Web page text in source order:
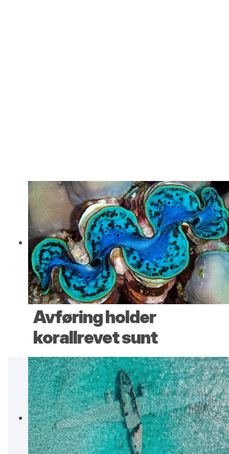
Avføring holder
korallrevet sunt